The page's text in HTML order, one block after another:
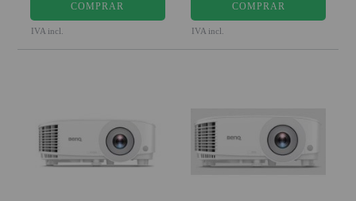
SUPER OFERTAS
PANTALLAS DE
PROYECCIÓN
COMPRAR
IVA incl.
COMPRAR
IVA incl.